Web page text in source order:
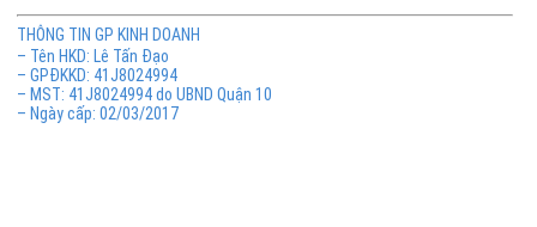
THÔNG TIN GP KINH DOANH
– Tên HKD: Lê Tấn Đạo
– GPĐKKD: 41J8024994
– MST: 41J8024994 do UBND Quận 10
– Ngày cấp: 02/03/2017